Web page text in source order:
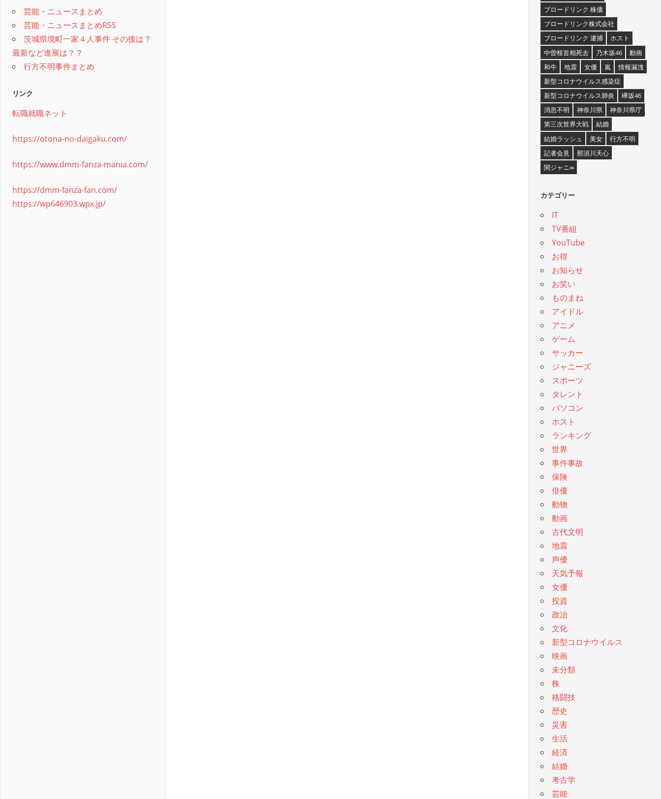
芸能・ニュースまとめ
芸能・ニュースまとめRSS
茨城県境町一家４人事件 その後は？
最新など進展は？？
行方不明事件まとめ
リンク
転職就職ネット
https://otona-no-daigaku.com/
https://www.dmm-fanza-mania.com/
https://dmm-fanza-fan.com/
https://wp646903.wpx.jp/
ブロードリンク 株価
ブロードリンク株式会社
ブロードリンク 逮捕
ホスト
中曽根首相死去
乃木坂46
動画
和牛
地震 女優 嵐
情報漏洩
新型コロナウイルス感染症
新型コロナウイルス肺炎
欅坂46
消息不明
神奈川県
神奈川県庁
第三次世界大戦
結婚
結婚ラッシュ
美女
行方不明
記者会見
那須川天心
関ジャニ∞
カテゴリー
IT
TV番組
YouTube
お得
お知らせ
お笑い
ものまね
アイドル
アニメ
ゲーム
サッカー
ジャニーズ
スポーツ
タレント
パソコン
ホスト
ランキング
世界
事件事故
保険
俳優
動物
動画
古代文明
地震
声優
天気予報
女優
投資
政治
文化
新型コロナウイルス
映画
未分類
株
格闘技
歴史
災害
生活
経済
結婚
考古学
芸能